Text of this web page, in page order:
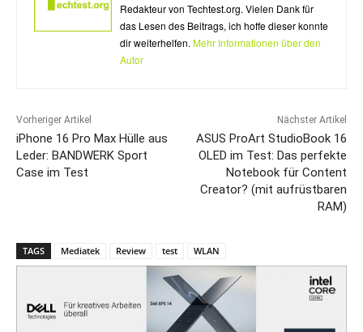
Redakteur von Techtest.org. Vielen Dank für
das Lesen des Beitrags, ich hoffe dieser konnte
dir weiterhelfen. Mehr Informationen über den
Autor
Vorheriger Artikel
iPhone 16 Pro Max Hülle aus
Leder: BANDWERK Sport
Case im Test
Nächster Artikel
ASUS ProArt StudioBook 16
OLED im Test: Das perfekte
Notebook für Content
Creator? (mit aufrüstbaren
RAM)
TAGS Mediatek Review test WLAN